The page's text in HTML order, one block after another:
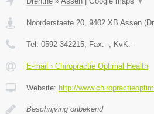
Noorderstaete 20 9402 XB Assen (
Tel: 0592-342215 , Fax: - , KvK: -
E-mail › Chiropractie Optimal Health
Website: http://
Beschrijving onbekend